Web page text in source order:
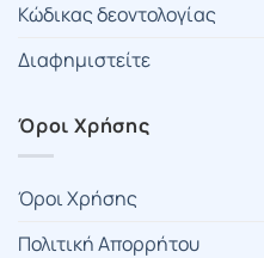
Κώδικας δεοντολογίας
Διαφημιστείτε
Όροι Χρήσης
Όροι Χρήσης
Πολιτική Απορρήτου